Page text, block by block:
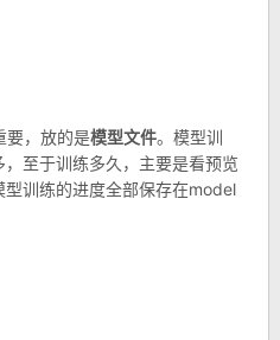
要，放的是模型文件。模型训
至于训练多久，主要是看预览
训练的进度全部保存在model